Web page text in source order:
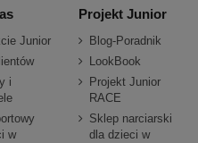
Junior
i
w
Projekt Junior
Blog-Poradnik
LookBook
Projekt Junior
RACE
Sklep narciarski
dla dzieci w